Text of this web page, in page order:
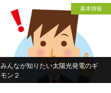
基本情報
みんなが知りたい太陽光発電のギ
モン２